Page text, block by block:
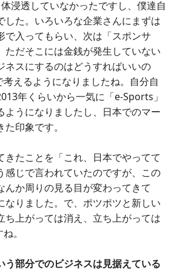
浸透していなかったですし、僕達自
した。いろいろな企業さんにまずは
で入ってもらい、次は「スポンサ
ただそこには金銭が発生していない
ネスにするのはどうすればいいの
えるようになりましたね。自分自
年くらいから一気に「e-Sports」
ようになりましたし、日本でのマー
印象です。
きたことを「これ、日本でやってて
感じで言われていたのですが、この
んか周りの見る目が変わってきて
なりました。で、ポツポツと新しい
ち上がっては消え、立ち上がっては
。
部分でのビジネスは見据えている